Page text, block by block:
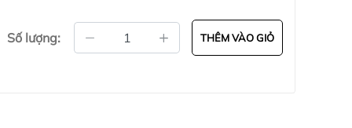
Số lượng: THÊM VÀO GIỎ